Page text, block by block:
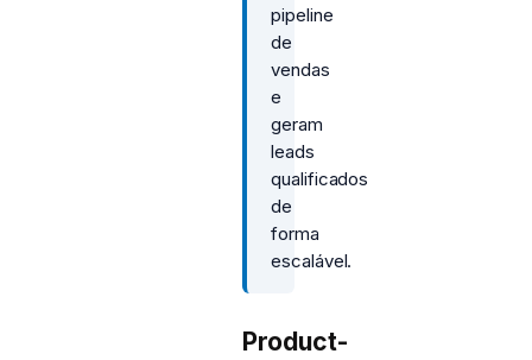
pipeline
de
vendas
e
geram
leads
qualificados
de
forma
escalável.
Product-